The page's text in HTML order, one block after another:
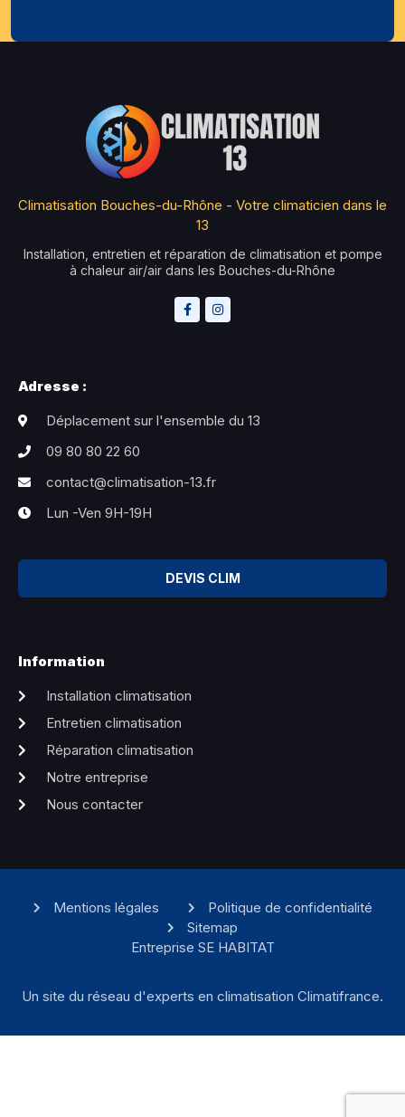
Climatisation Bouches-du-Rhône - Votre climaticien dans le
13
Installation, entretien et réparation de climatisation et pompe
à chaleur air/air dans les Bouches-du-Rhône
Adresse :
Déplacement sur l'ensemble du 13
09 80 80 22 60
contact@climatisation-13.fr
Lun -Ven 9H-19H
DEVIS CLIM
Information
Installation climatisation
Entretien climatisation
Réparation climatisation
Notre entreprise
Nous contacter
Mentions légales
Politique de confidentialité
Sitemap
Entreprise SE HABITAT
Un site du réseau d'experts en climatisation Climatifrance.